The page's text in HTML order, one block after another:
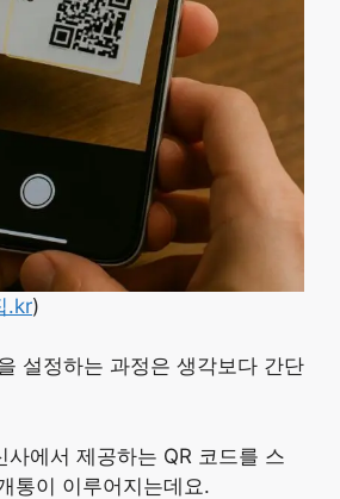
.kr)
설정하는 과정은 생각보다 간단
사에서 제공하는 QR 코드를 스
통이 이루어지는데요.